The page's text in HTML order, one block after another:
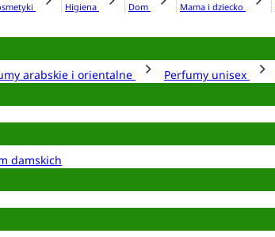
Higiena Dom Mama i dziecko
arabskie i orientalne Perfumy unisex
damskich